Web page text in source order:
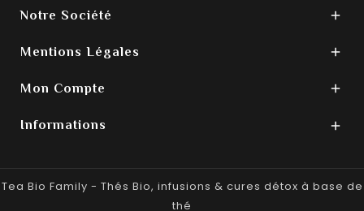
Notre Société 
Mentions Légales 
Mon Compte 
Informations 
Tea Bio Family - Thés Bio, infusions & cures détox à base de
thé